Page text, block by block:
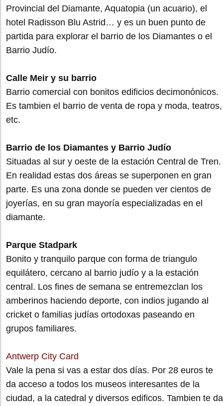
Provincial del Diamante, Aquatopia (un acuario), el
hotel Radisson Blu Astrid… y es un buen punto de
partida para explorar el barrio de los Diamantes o el
Barrio Judío.
Calle Meir y su barrio
Barrio comercial con bonitos edificios decimonónicos.
Es tambien el barrio de venta de ropa y moda, teatros,
etc.
Barrio de los Diamantes y Barrio Judío
Situadas al sur y oeste de la estación Central de Tren.
En realidad estas dos áreas se superponen en gran
parte. Es una zona donde se pueden ver cientos de
joyerías, en su gran mayoría especializadas en el
diamante.
Parque Stadpark
Bonito y tranquilo parque con forma de triangulo
equilátero, cercano al barrio judío y a la estación
central. Los fines de semana se entremezclan los
amberinos haciendo deporte, con indios jugando al
cricket o familias judías ortodoxas paseando en
grupos familiares.
Antwerp City Card
Vale la pena si vas a estar dos días. Por 28 euros te
da acceso a todos los museos interesantes de la
ciudad, a la catedral y diversos edificos. Tambien te da